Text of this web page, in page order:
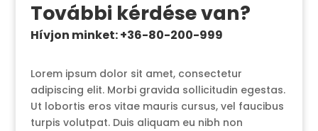
További kérdése van?
Hívjon minket: +36-80-200-999
Lorem ipsum dolor sit amet, consectetur
adipiscing elit. Morbi gravida sollicitudin egestas.
Ut lobortis eros vitae mauris cursus, vel faucibus
turpis volutpat. Duis aliquam eu nibh non